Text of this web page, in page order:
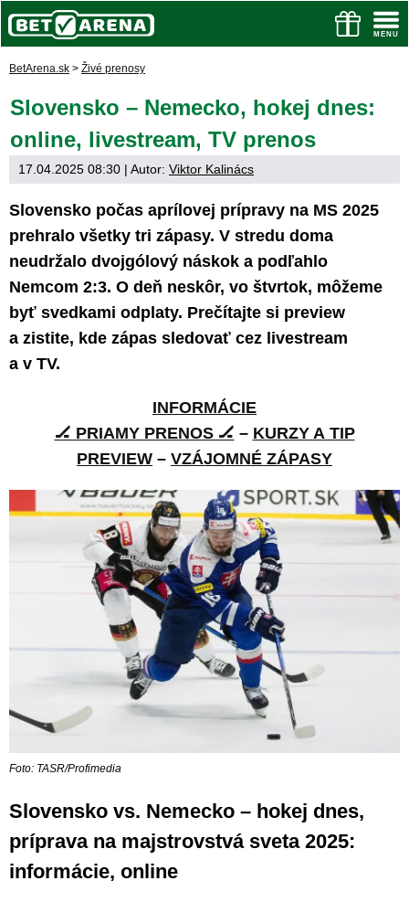
BetArena.sk > Živé prenosy
Slovensko – Nemecko, hokej dnes:
online, livestream, TV prenos
17.04.2025 08:30 | Autor: Viktor Kalinács
Slovensko počas aprílovej prípravy na MS 2025
prehralo všetky tri zápasy. V stredu doma
neudržalo dvojgólový náskok a podľahlo
Nemcom 2:3. O deň neskôr, vo štvrtok, môžeme
byť svedkami odplaty. Prečítajte si preview
a zistite, kde zápas sledovať cez livestream
a v TV.
INFORMÁCIE
🏒 PRIAMY PRENOS 🏒 – KURZY A TIP
PREVIEW – VZÁJOMNÉ ZÁPASY
Foto: TASR/Profimedia
Slovensko vs. Nemecko – hokej dnes,
príprava na majstrovstvá sveta 2025:
informácie, online